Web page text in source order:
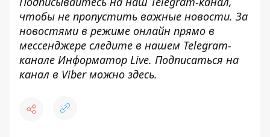
чтобы не пропустить важные новости. За
новостями в режиме онлайн прямо в
мессенджере следите в нашем Telegram-
канале Информатор Live. Подписаться на
канал в Viber можно здесь.